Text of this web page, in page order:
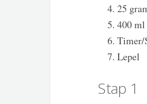
25
400
Timer/
Lepel
Stap 1